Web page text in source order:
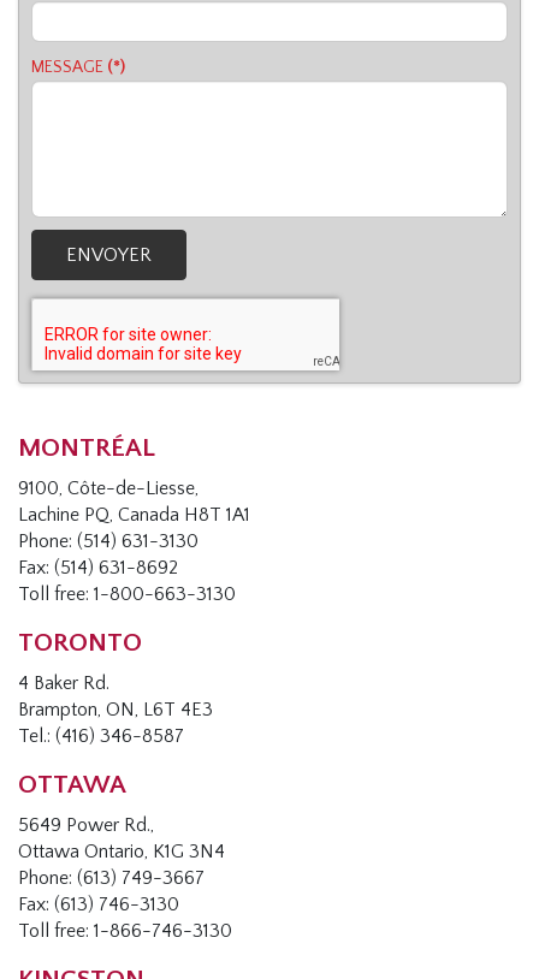
MESSAGE (*)
ENVOYER
MONTRÉAL
9100, Côte-de-Liesse,
Lachine PQ, Canada H8T 1A1
Phone: (514) 631-3130
Fax: (514) 631-8692
Toll free: 1-800-663-3130
TORONTO
4 Baker Rd.
Brampton, ON, L6T 4E3
Tel.: (416) 346-8587
OTTAWA
5649 Power Rd.,
Ottawa Ontario, K1G 3N4
Phone: (613) 749-3667
Fax: (613) 746-3130
Toll free: 1-866-746-3130